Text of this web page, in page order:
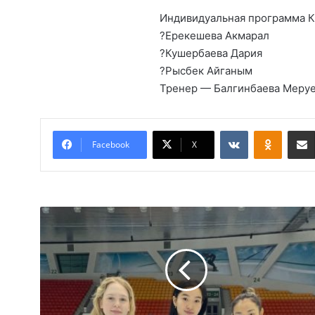
Индивидуальная программа
?Ерекешева Акмарал
?Кушербаева Дария
?Рысбек Айганым
Тренер — Балгинбаева
Facebook X
С
о
р
н